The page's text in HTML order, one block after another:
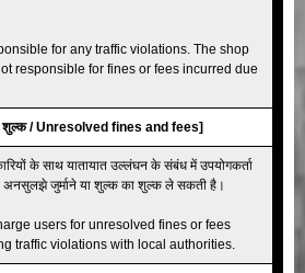
for any traffic violations. The shop
responsible for fines or fees incurred due
शुल्क / Unresolved fines and fees]
के साथ यातायात उल्लंघन के संबंध में उपयोगकर्ता
भी अनसुलझे जुर्माने या शुल्क का शुल्क ले सकती है।
users for unresolved fines or fees
traffic violations with local authorities.